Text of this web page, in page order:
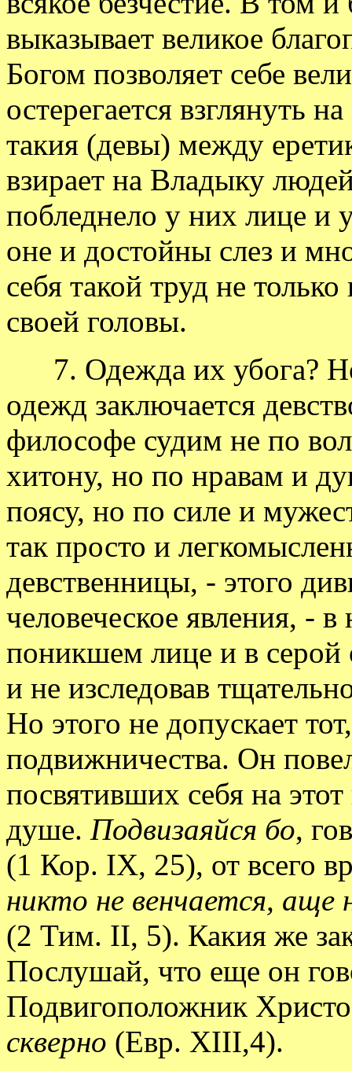
выказывает великое
Богом позволяет себе
остерегается взглянуть
такия (девы) между
взирает на Владыку
побледнело у них лице и
оне и достойны слез и
себя такой труд не
своей головы.
7. Одежда их убога?
одежд заключается
философе судим не по
хитону, но по нравам и
поясу, но по силе и
так просто и
девственницы, - этого
человеческое явления, -
поникшем лице и в
и не изследовав
Но этого не допускает
подвижничества. Он
посвятивших себя на
душе. Подвизаяйся бо,
(1 Кор. IX, 25), от всего
никто не венчается, аще
(2 Тим. II, 5). Какия же
Послушай, что еще он
Подвигоположник
скверно (Евр. XIII,4).